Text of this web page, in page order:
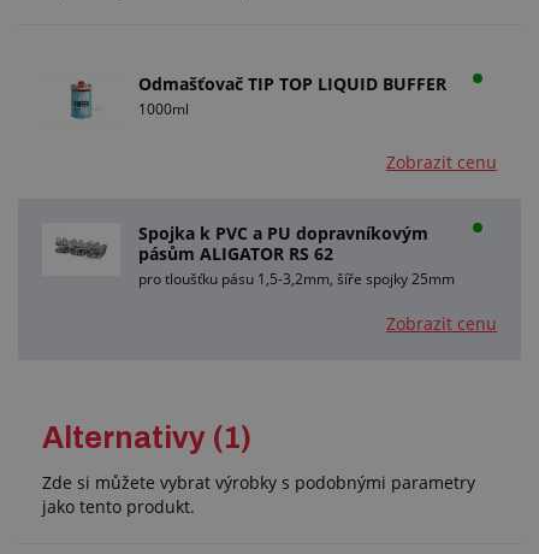
Odmašťovač TIP TOP LIQUID BUFFER
1000ml
Zobrazit cenu
Spojka k PVC a PU dopravníkovým
pásům ALIGATOR RS 62
pro tloušťku pásu 1,5-3,2mm, šíře spojky 25mm
Zobrazit cenu
Alternativy (1)
Zde si můžete vybrat výrobky s podobnými parametry
jako tento produkt.